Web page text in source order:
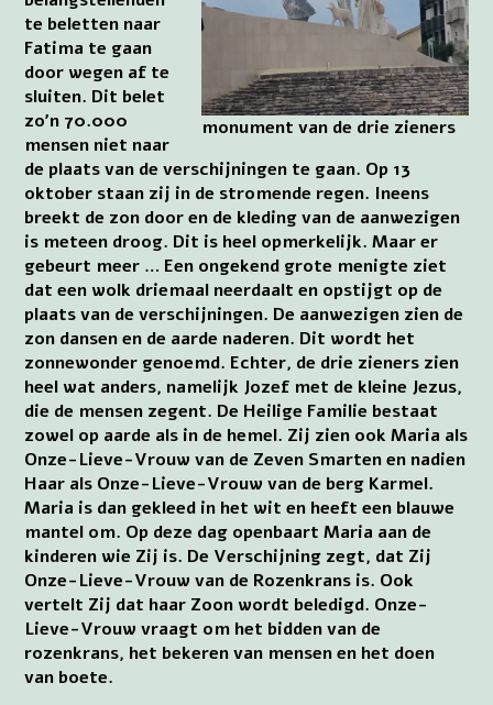
monument van de drie zieners
te beletten naar
Fatima te gaan
door wegen af te
sluiten. Dit belet
zo’n 70.000
mensen niet naar
de plaats van de verschijningen te gaan. Op 13
oktober staan zij in de stromende regen. Ineens
breekt de zon door en de kleding van de aanwezigen
is meteen droog. Dit is heel opmerkelijk. Maar er
gebeurt meer … Een ongekend grote menigte ziet
dat een wolk driemaal neerdaalt en opstijgt op de
plaats van de verschijningen. De aanwezigen zien de
zon dansen en de aarde naderen. Dit wordt het
zonnewonder genoemd. Echter, de drie zieners zien
heel wat anders, namelijk Jozef met de kleine Jezus,
die de mensen zegent. De Heilige Familie bestaat
zowel op aarde als in de hemel. Zij zien ook Maria als
Onze-Lieve-Vrouw van de Zeven Smarten en nadien
Haar als Onze-Lieve-Vrouw van de berg Karmel.
Maria is dan gekleed in het wit en heeft een blauwe
mantel om. Op deze dag openbaart Maria aan de
kinderen wie Zij is. De Verschijning zegt, dat Zij
Onze-Lieve-Vrouw van de Rozenkrans is. Ook
vertelt Zij dat haar Zoon wordt beledigd. Onze-
Lieve-Vrouw vraagt om het bidden van de
rozenkrans, het bekeren van mensen en het doen
van boete.